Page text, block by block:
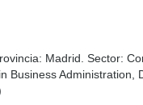
: Madrid. Sector:
Business